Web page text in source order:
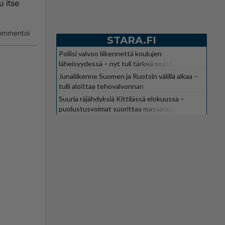
itse
STARA.FI
Poliisi valvoo liikennettä koulujen
läheisyydessä – nyt tuli tärkeä muistutus
Junaliikenne Suomen ja Ruotsin välillä alkaa –
tulli aloittaa tehovalvonnan
Suuria räjähdyksiä Kittilässä elokuussa –
puolustusvoimat suorittaa massaräjäytyksiä